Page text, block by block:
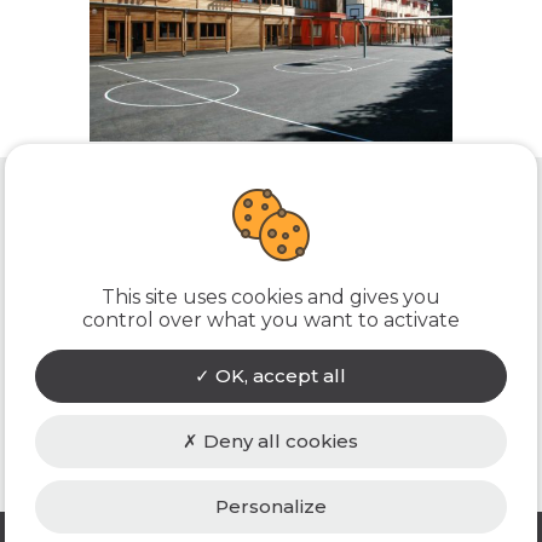
du
L’AGENCE
ACTUALITÉS CONTACT
KEOPS architecture
86 bd Baron du Marais - 42300 Roanne
04 77 72 20 81
This site uses cookies and gives you
control over what you want to activate
OK, accept all
Deny all cookies
Personalize